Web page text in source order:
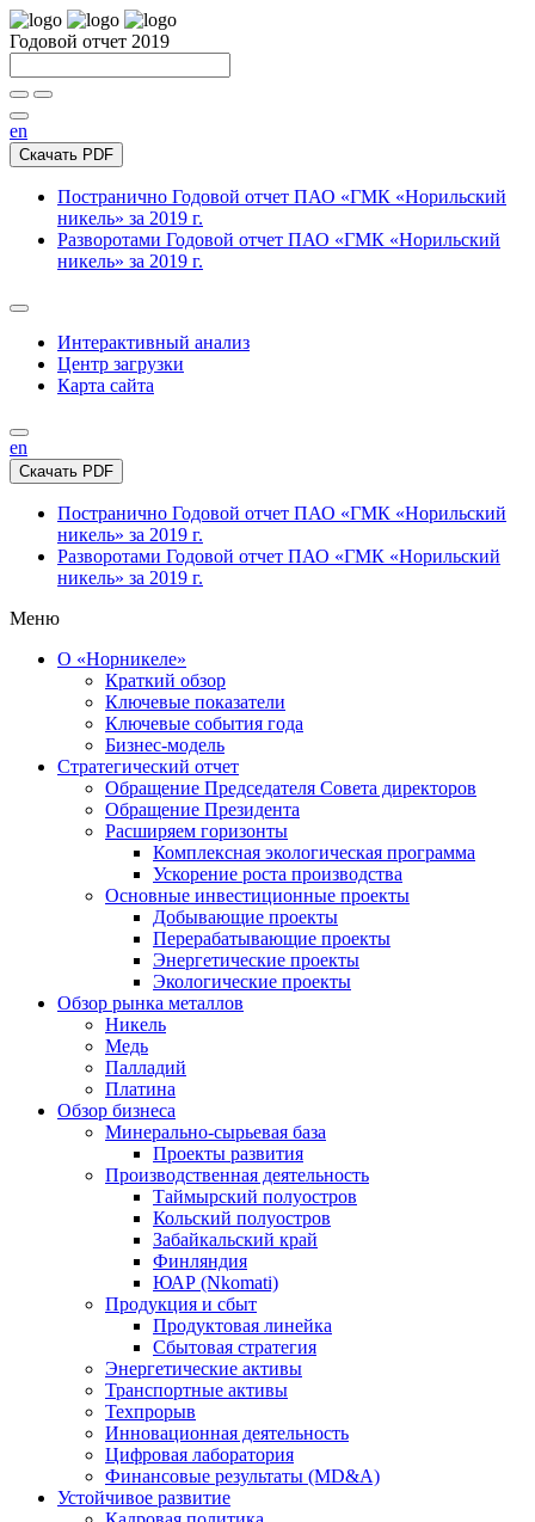
Годовой отчет 2019
en
Скачать PDF
Постранично Годовой отчет ПАО «ГМК «Норильский
никель» за 2019 г.
Разворотами Годовой отчет ПАО «ГМК «Норильский
никель» за 2019 г.
Интерактивный анализ
Центр загрузки
Карта сайта
en
Скачать PDF
Постранично Годовой отчет ПАО «ГМК «Норильский
никель» за 2019 г.
Разворотами Годовой отчет ПАО «ГМК «Норильский
никель» за 2019 г.
Меню
О «Норникеле»
Краткий обзор
Ключевые показатели
Ключевые события года
Бизнес-модель
Стратегический отчет
Обращение Председателя Совета директоров
Обращение Президента
Расширяем горизонты
Комплексная экологическая программа
Ускорение роста производства
Основные инвестиционные проекты
Добывающие проекты
Перерабатывающие проекты
Энергетические проекты
Экологические проекты
Обзор рынка металлов
Никель
Медь
Палладий
Платина
Обзор бизнеса
Минерально-сырьевая база
Проекты развития
Производственная деятельность
Таймырский полуостров
Кольский полуостров
Забайкальский край
Финляндия
ЮАР (Nkomati)
Продукция и сбыт
Продуктовая линейка
Сбытовая стратегия
Энергетические активы
Транспортные активы
Техпрорыв
Инновационная деятельность
Цифровая лаборатория
Финансовые результаты (MD&A)
Устойчивое развитие